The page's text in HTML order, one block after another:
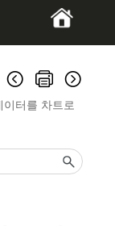
이터를 차트로